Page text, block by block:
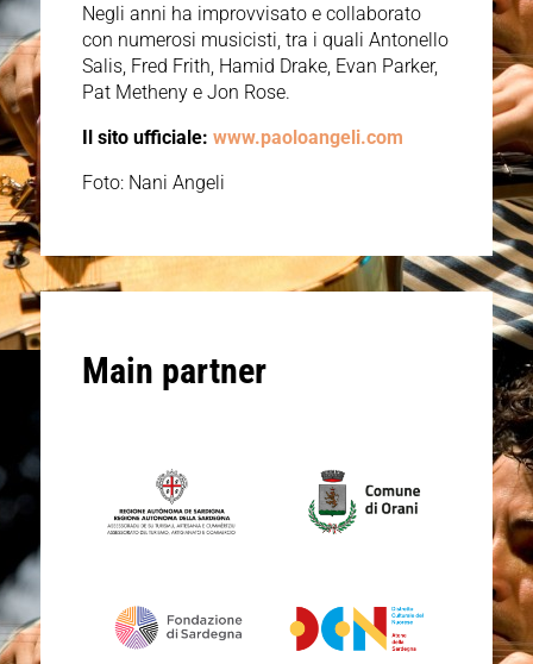
Negli anni ha improvvisato e collaborato
con numerosi musicisti, tra i quali Antonello
Salis, Fred Frith, Hamid Drake, Evan Parker,
Pat Metheny e Jon Rose.
Il sito ufficiale: www.paoloangeli.com
Foto: Nani Angeli
Main partner